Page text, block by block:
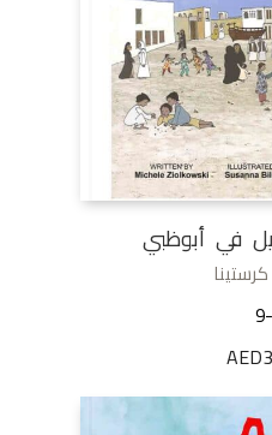
في أبوظبي
AED